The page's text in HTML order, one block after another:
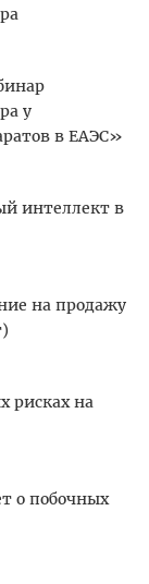
у
в ЕАЭС»
интеллект в
на продажу
рисках на
о побочных